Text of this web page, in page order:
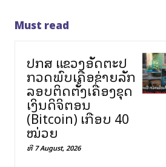
Must read
ປກສ ແຂວງອັດຕະປື
ກວດພົບເຄືອຂ່າຍລັກ
ລອບຕິດຕັ້ງເຄື່ອງຂຸດ
ເງິນດິຈິຕອນ
(Bitcoin) ເກືອບ 40
ໝ່ວຍ
ທີ 7 August, 2026